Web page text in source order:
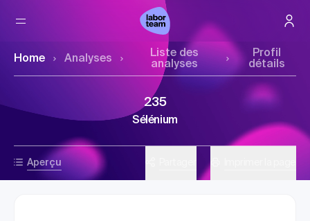
Home Analyses
Liste des
analyses
Profil
détails
Aperçu
235
Sélénium